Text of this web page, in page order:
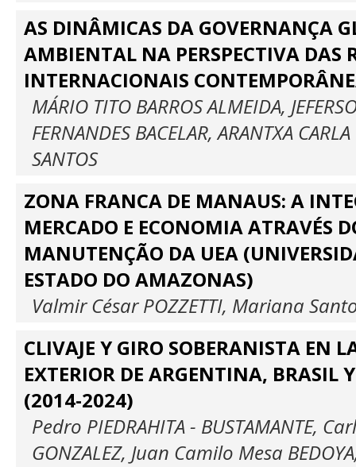
AS DINÂMICAS DA GOVERNANÇA
AMBIENTAL NA PERSPECTIVA DAS
INTERNACIONAIS
MÁRIO TITO BARROS ALMEIDA,
FERNANDES BACELAR, ARANTXA
SANTOS
ZONA FRANCA DE MANAUS: A
MERCADO E ECONOMIA ATRAVÉS
MANUTENÇÃO DA UEA
ESTADO DO AMAZONAS)
Valmir César POZZETTI, Mariana
CLIVAJE Y GIRO SOBERANISTA EN
EXTERIOR DE ARGENTINA, BRASIL
(2014-2024)
Pedro PIEDRAHITA - BUSTAMANTE,
GONZALEZ, Juan Camilo Mesa